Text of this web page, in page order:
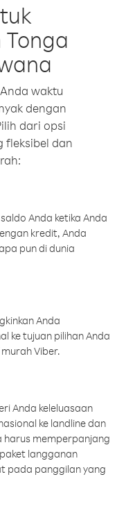
waktu
dengan
dari opsi
fleksibel dan
Anda ketika Anda
kredit, Anda
pun di dunia
Anda
ke tujuan pilihan Anda
Viber.
Anda keleluasaan
ke landline dan
memperpanjang
langganan
pada panggilan yang